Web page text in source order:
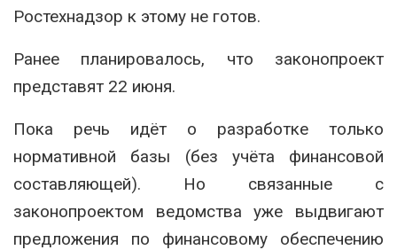
Ростехнадзор к этому не готов.
Ранее планировалось, что законопроект
представят 22 июня.
Пока речь идёт о разработке только
нормативной базы (без учёта финансовой
составляющей). Но связанные с
законопроектом ведомства уже выдвигают
предложения по финансовому обеспечению